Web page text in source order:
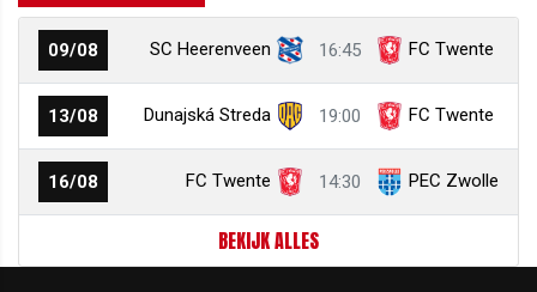
09/08 SC Heerenveen 16:45 FC Twente
13/08 Dunajská Streda 19:00 FC Twente
16/08 FC Twente 14:30 PEC Zwolle
BEKIJK ALLES